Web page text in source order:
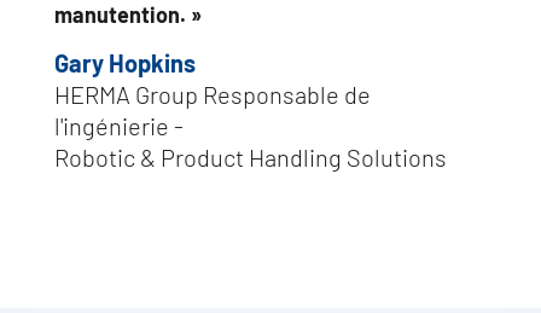
manutention. »
Gary Hopkins
HERMA Group Responsable de
l'ingénierie -
Robotic & Product Handling Solutions